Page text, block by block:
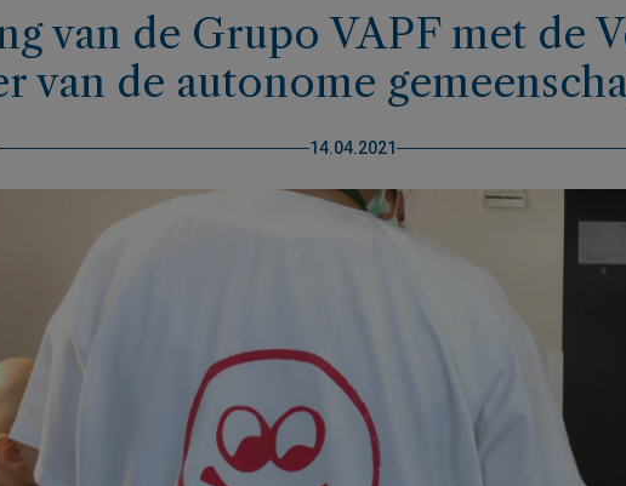
van de Grupo VAPF met de
van de autonome
14.04.2021